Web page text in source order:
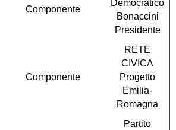
Componente
Democratico
Bonaccini
Presidente
Componente
RETE
CIVICA
Progetto
Emilia-
Romagna
Partito